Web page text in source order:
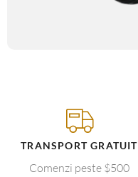
TRANSPORT GRATUIT
Comenzi peste $500